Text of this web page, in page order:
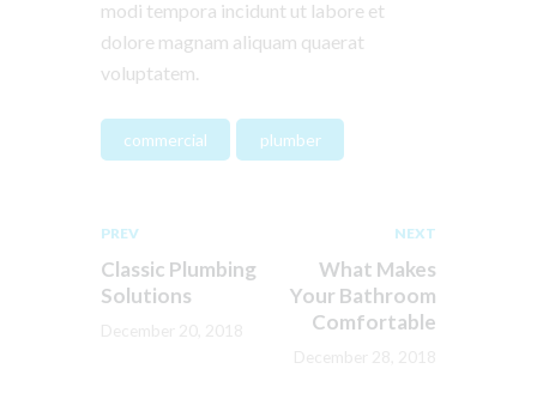
modi tempora incidunt ut labore et
dolore magnam aliquam quaerat
voluptatem.
commercial plumber
PREV
Classic Plumbing
Solutions
NEXT
What Makes
Your Bathroom
Comfortable